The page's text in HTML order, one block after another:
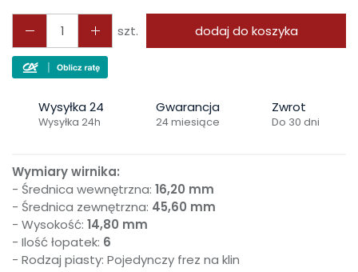
szt. dodaj do koszyka
Wysyłka 24
Wysyłka 24h
Gwarancja
24 miesiące
Zwrot
Do 30 dni
Wymiary wirnika:
- Średnica wewnętrzna: 16,20 mm
- Średnica zewnętrzna: 45,60 mm
- Wysokość: 14,80 mm
- Ilość łopatek: 6
- Rodzaj piasty: Pojedynczy frez na klin